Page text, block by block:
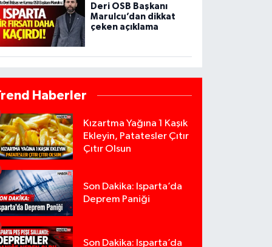
Deri OSB Başkanı
Marulcu’dan dikkat
çeken açıklama
Haberler
Kızartma Yağına 1 Kaşık
Ekleyin, Patatesler Çıtır
Çıtır Olsun
Son Dakika: Isparta’da
Deprem Paniği
Son Dakika: Isparta’da